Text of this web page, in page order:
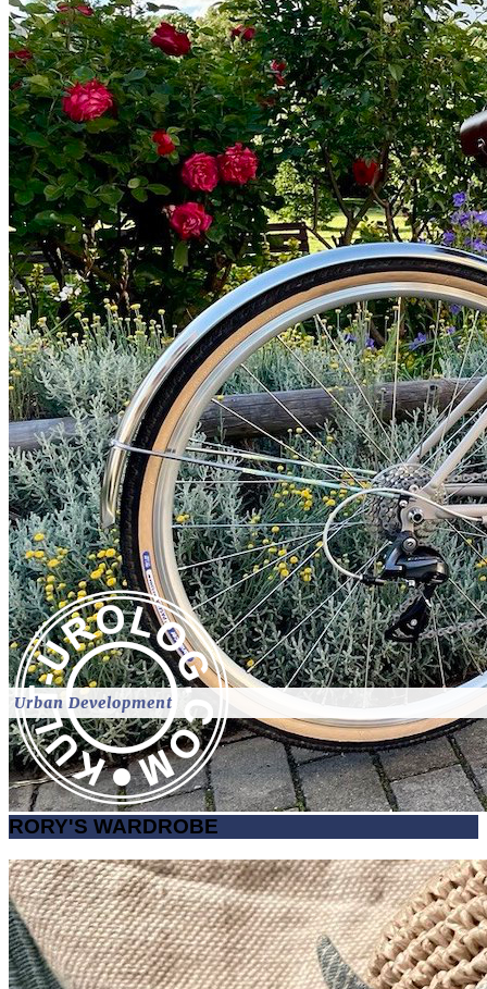
Urban Development
RORY'S WARDROBE